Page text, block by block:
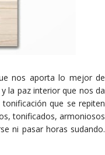
nos aporta lo mejor de
la paz interior que nos da
que se repiten
tonificados, armoniosos
ni pasar horas sudando.